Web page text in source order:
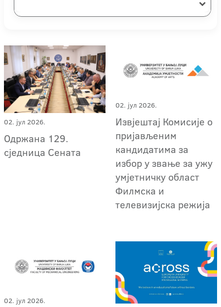
02. јул 2026.
Одржана 129.
сједница Сената
02. јул 2026.
Извјештај Комисије о
пријављеним
кандидатима за
избор у звање за ужу
умјетничку област
Филмска и
телевизијска режија
02. јул 2026.